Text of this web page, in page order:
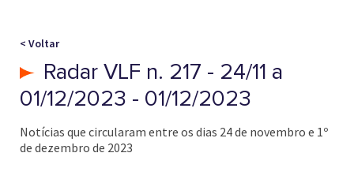
< Voltar
Radar VLF n. 217 - 24/11 a
01/12/2023 - 01/12/2023
Notícias que circularam entre os dias 24 de novembro e 1º
de dezembro de 2023